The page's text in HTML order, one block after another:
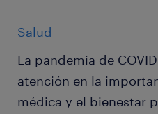
Salud
La pandemia de
atención en la
médica y el bienestar